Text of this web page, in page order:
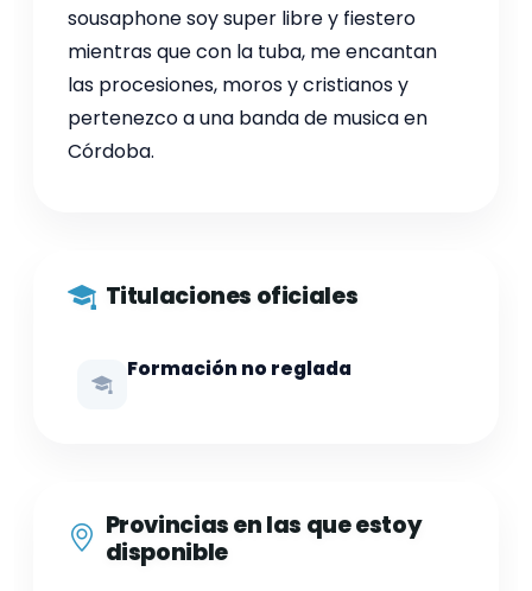
sousaphone soy super libre y fiestero
mientras que con la tuba, me encantan
las procesiones, moros y cristianos y
pertenezco a una banda de musica en
Córdoba.
Titulaciones oficiales
Formación no reglada
Provincias en las que estoy
disponible